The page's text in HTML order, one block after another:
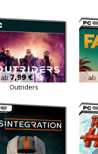
ab7,99 €
Outriders
ab